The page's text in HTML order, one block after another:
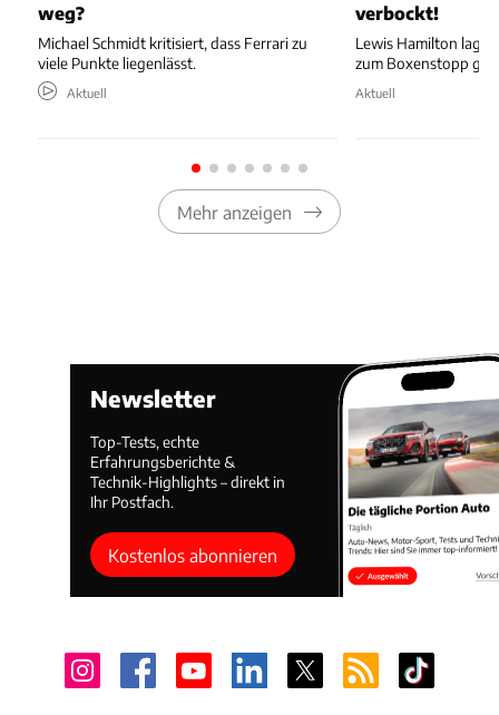
weg?
Michael Schmidt kritisiert, dass Ferrari zu
viele Punkte liegenlässt.
Aktuell
verbockt!
Lewis Hamilton lag
zum Boxenstopp
Aktuell
Mehr anzeigen
Newsletter
Top-Tests, echte
Erfahrungsberichte &
Technik-Highlights – direkt in
Ihr Postfach.
Kostenlos abonnieren